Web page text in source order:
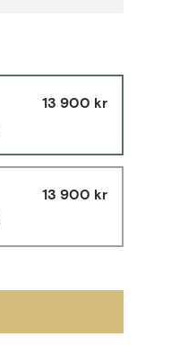
13 900 kr
13 900 kr